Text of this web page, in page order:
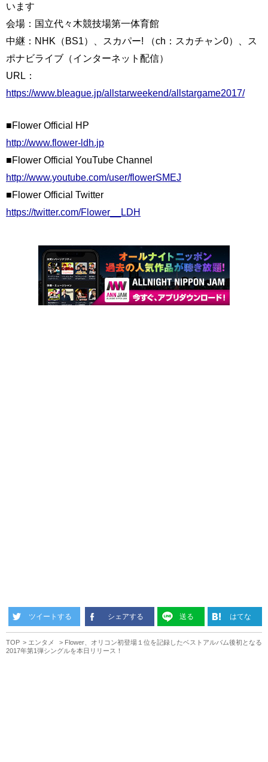
います
会場：国立代々木競技場第一体育館
中継：NHK（BS1）、スカパー! （ch：スカチャン0）、ス
ポナビライブ（インターネット配信）
URL：
https://www.bleague.jp/allstarweekend/allstargame2017/
■Flower Official HP
http://www.flower-ldh.jp
■Flower Official YouTube Channel
http://www.youtube.com/user/flowerSMEJ
■Flower Official Twitter
https://twitter.com/Flower__LDH
ツイートする シェアする 送る はてな
TOP エンタメ
Flower、オリコン初登場１位を記録したベストアルバム後初となる
2017年第1弾シングルを本日リリース！